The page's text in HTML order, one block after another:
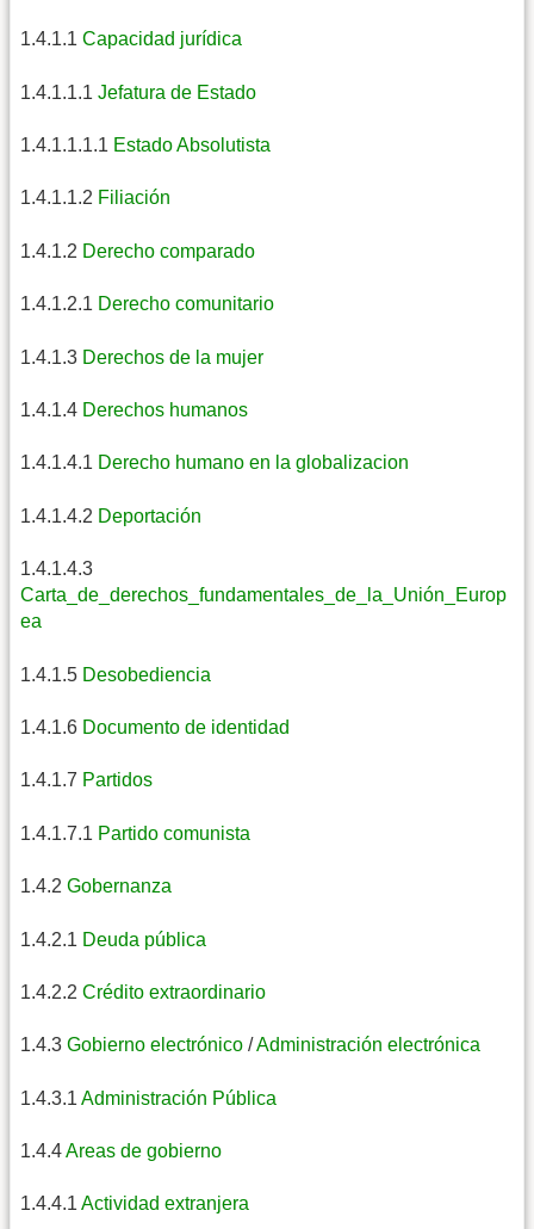
1.4.1.1 Capacidad jurídica
1.4.1.1.1 Jefatura de Estado
1.4.1.1.1.1 Estado Absolutista
1.4.1.1.2 Filiación
1.4.1.2 Derecho comparado
1.4.1.2.1 Derecho comunitario
1.4.1.3 Derechos de la mujer
1.4.1.4 Derechos humanos
1.4.1.4.1 Derecho humano en la globalizacion
1.4.1.4.2 Deportación
1.4.1.4.3
Carta_de_derechos_fundamentales_de_la_Unión_Europ
ea
1.4.1.5 Desobediencia
1.4.1.6 Documento de identidad
1.4.1.7 Partidos
1.4.1.7.1 Partido comunista
1.4.2 Gobernanza
1.4.2.1 Deuda pública
1.4.2.2 Crédito extraordinario
1.4.3 Gobierno electrónico /Administración electrónica
1.4.3.1 Administración Pública
1.4.4Areas de gobierno
1.4.4.1Actividad extranjera